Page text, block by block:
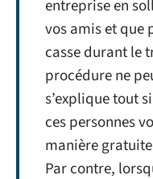
entreprise en
vos amis et que
casse durant le
procédure ne
s’explique tout
ces personnes
manière
Par contre,